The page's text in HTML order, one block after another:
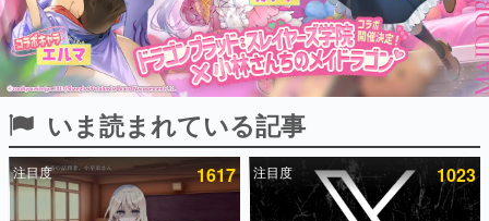
ピックアップ
電ファミのいま読まれている記事ランキング
いま読まれている記事
注目度 1617 注目度 1023